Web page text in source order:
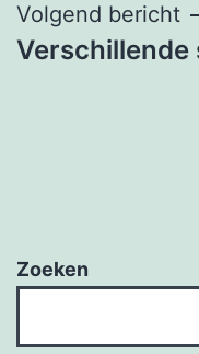
Volgend bericht
Zoeken